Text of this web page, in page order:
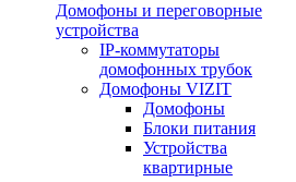
Домофоны и переговорные
устройства
IP-коммутаторы
домофонных трубок
Домофоны VIZIT
Домофоны
Блоки питания
Устройства
квартирные